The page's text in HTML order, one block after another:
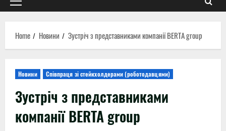
Primary
Home
Новини Зустріч з представниками компанії BERTA group
Новини Співпраця зі стейкхолдерами (роботодавцями)
Зустріч з представниками
компанії BERTA group